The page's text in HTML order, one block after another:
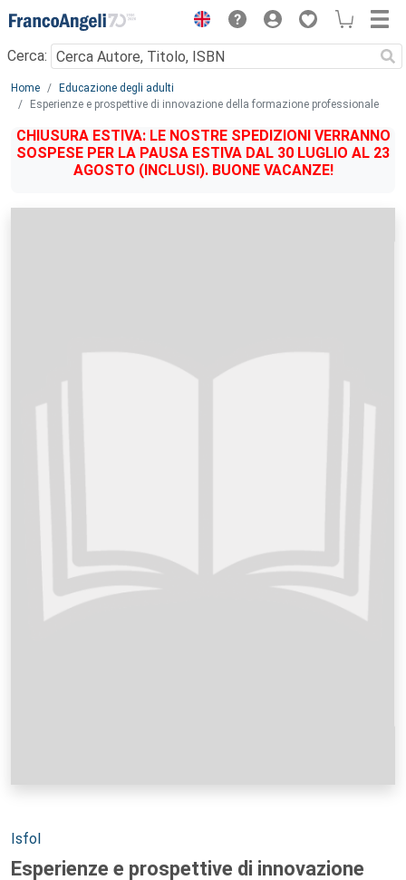
Menu
Cerca:
Main content
Home
Educazione degli adulti
Esperienze e prospettive di innovazione della formazione professionale
CHIUSURA ESTIVA: LE NOSTRE SPEDIZIONI VERRANNO
SOSPESE PER LA PAUSA ESTIVA DAL 30 LUGLIO AL 23
AGOSTO (INCLUSI). BUONE VACANZE!
Autori:
Isfol
Esperienze e prospettive di innovazione